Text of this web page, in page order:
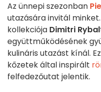
Az ünnepi szezonban
utazására invitál
kollekciója Dimitri
együttműködésének
kulináris utazást kínál.
kőzetek által inspirált
felfedezőutat jelentik.